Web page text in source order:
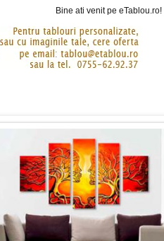
Bine ati venit pe eTablou.ro!